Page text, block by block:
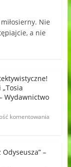
Nie
a nie
„Tosia
Wydawnictwo
komentowania
–